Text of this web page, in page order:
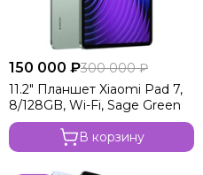
150 000 ₽300 000 ₽
11.2" Планшет Xiaomi Pad 7,
8/128GB, Wi-Fi, Sage Green
В корзину